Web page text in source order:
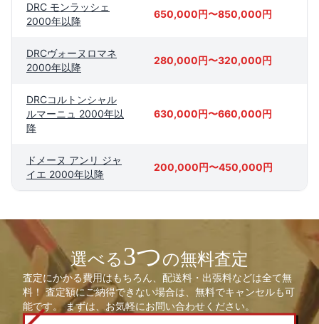
DRC モンラッシェ
2000年以降
650,000円〜850,000円
DRCヴォーヌロマネ
2000年以降
280,000円〜320,000円
DRCコルトンシャル
ルマーニュ 2000年以
降
630,000円〜660,000円
ドメーヌ アンリ ジャ
イエ 2000年以降
200,000円〜450,000円
選べる3つの無料査定
査定にかかる費用はもちろん、配送料・出張料などは全て無
料！ 査定額にご納得できない場合は、無料でキャンセルも可
能です。 まずは、お気軽にお問い合わせください。